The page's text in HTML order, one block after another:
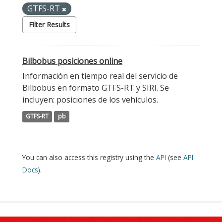
GTFS-RT
Filter Results
Bilbobus posiciones online
Información en tiempo real del servicio de
Bilbobus en formato GTFS-RT y SIRI. Se
incluyen: posiciones de los vehículos.
GTFS-RT pb
You can also access this registry using the API (see API
Docs).